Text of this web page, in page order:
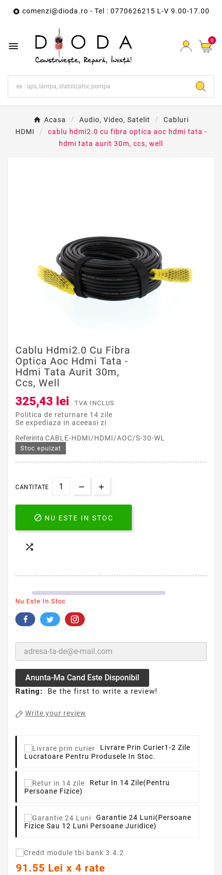
 comenzi@dioda.ro - Tel : 0770626215 L-V 9.00-17.00
 0
Acasa Audio, Video, Satelit
Cabluri
HDMI
cablu hdmi2.0 cu fibra optica aoc hdmi tata -
hdmi tata aurit 30m, ccs, well
Cablu Hdmi2.0 Cu Fibra
Optica Aoc Hdmi Tata -
Hdmi Tata Aurit 30m,
Ccs, Well
325,43 lei TVA INCLUS
Politica de returnare 14 zile
Se expediaza in aceeasi zi
Referinta CABLE-HDMI/HDMI/AOC/S-30-WL
Stoc epuizat
CANTITATE
 NU ESTE IN STOC

Nu Este In Stoc
Anunta-Ma Cand Este Disponibil
Rating: Be the first to write a review!
Write your review
Livrare Prin Curier1-2 Zile
Lucratoare Pentru Produsele In Stoc.
Retur In 14 Zile(pentru
Persoane Fizice)
Garantie 24 Luni(persoane
Fizice Sau 12 Luni Persoane Juridice)
91.55 Lei x 4 rate